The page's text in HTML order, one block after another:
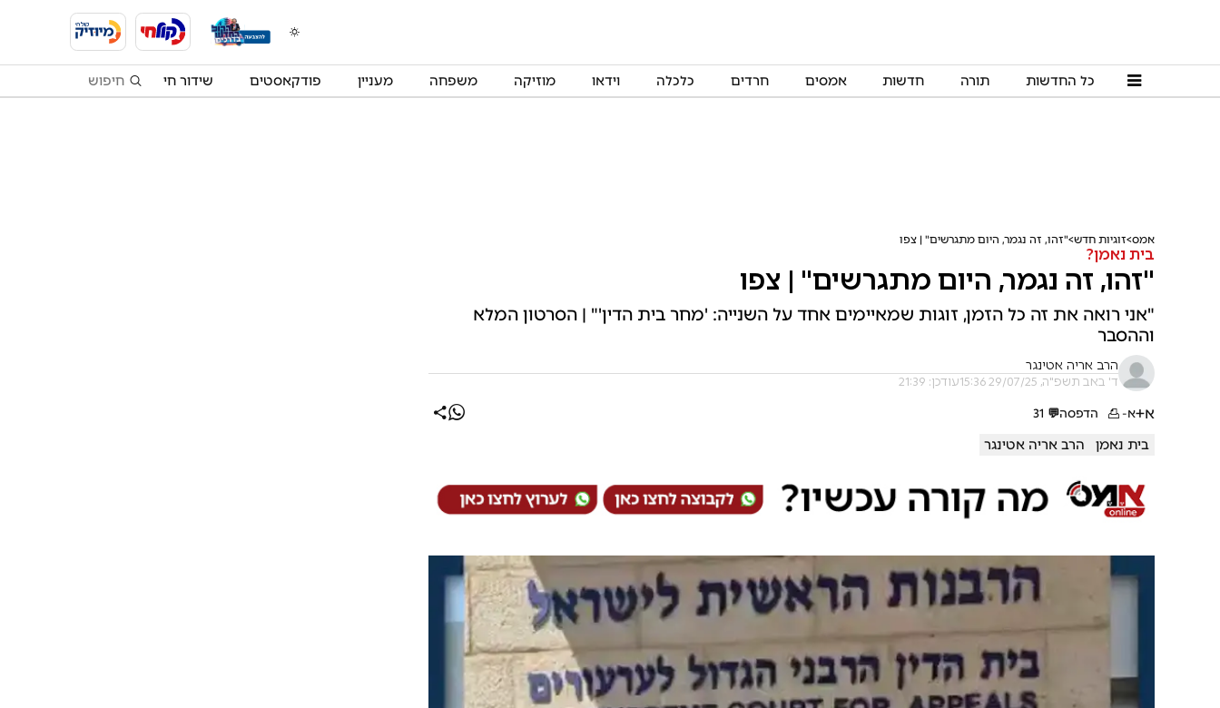
כל החדשות תורה חדשות אמסים חרדים כלכלה וידאו מוזיקה משפחה מעניין פודקאסטים שידור חי
אמס זוגיות חדש "זהו, זה נגמר, היום מתגרשים" | צפו
בית נאמן?
"זהו, זה נגמר, היום מתגרשים" | צפו
"אני רואה את זה כל הזמן, זוגות שמאיימים אחד על השנייה: 'מחר בית הדין'" | הסרטון המלא
וההסבר
הרב אריה אטינגר
ד' באב תשפ"ה, 29/07/25 15:36 עודכן: 21:39
א+א- הדפסה💬
31
בית נאמן הרב אריה אטינגר